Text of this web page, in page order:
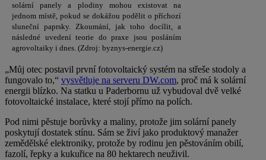
solární panely a plodiny mohou existovat na
jednom místě, pokud se dokážou podělit o příchozí
sluneční paprsky. Zkoumání, jak toho docílit, a
následné uvedení teorie do praxe jsou posláním
agrovoltaiky i dnes. (Zdroj: byznys-energie.cz)
„Můj otec postavil první fotovoltaický systém na střeše stodoly a
fungovalo to,“ vysvětluje na serveru DW.com, proč má k solární
energii blízko. Na statku u Paderbornu už vybudoval dvě velké
fotovoltaické instalace, které stojí přímo na polích.
Pod nimi pěstuje borůvky a maliny, protože jim solární panely
poskytují dostatek stínu. Sám se živí jako produktový manažer
zemědělské elektroniky, protože by rodinu jen pěstováním obilí,
fazolí, řepky a kukuřice na 80 hektarech neuživil.